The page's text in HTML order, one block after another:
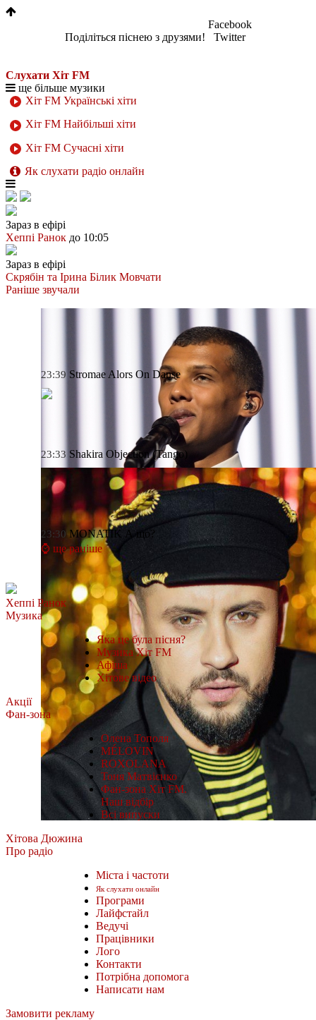
Поділіться піснею з друзями!
Facebook
Twitter
Слухати Хіт FM
ще більше музики
Хіт FM Українські хіти
Хіт FM Найбільші хіти
Хіт FM Сучасні хіти
Як слухати радіо онлайн
Зараз в ефірі
Хеппі Ранок до 10:05
Зараз в ефірі
Скрябін та Ірина Білик Мовчати
Раніше звучали
23:39 Stromae Alors On Danse
23:33 Shakira Objection (Tango)
23:30 MONATIK
А що?
⌚ ще раніше
Хеппі Ранок
Музика
Яка це була пісня?
Музика Хіт FM
Афіша
Хітове відео
Акції
Фан-зона
Олена Тополя
MÉLOVIN
ROXOLANA
Тоня Матвієнко
Фан-зона Хіт FM.
Наш відбір
Всі випуски
Хітова Дюжина
Про радіо
Міста і частоти
Як слухати онлайн
Програми
Лайфстайл
Ведучі
Працівники
Лого
Контакти
Потрібна допомога
Написати нам
Замовити рекламу